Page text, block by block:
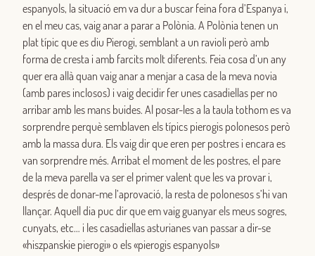
espanyols, la situació em va dur a buscar feina fora d’Espanya i,
en el meu cas, vaig anar a parar a Polònia. A Polònia tenen un
plat típic que es diu Pierogi, semblant a un ravioli però amb
forma de cresta i amb farcits molt diferents. Feia cosa d’un any
quer era allà quan vaig anar a menjar a casa de la meva novia
(amb pares inclosos) i vaig decidir fer unes casadiellas per no
arribar amb les mans buides. Al posar-les a la taula tothom es va
sorprendre perquè semblaven els típics pierogis polonesos però
amb la massa dura. Els vaig dir que eren per postres i encara es
van sorprendre més. Arribat el moment de les postres, el pare
de la meva parella va ser el primer valent que les va provar i,
després de donar-me l’aprovació, la resta de polonesos s’hi van
llançar. Aquell dia puc dir que em vaig guanyar els meus sogres,
cunyats, etc… i les casadiellas asturianes van passar a dir-se
«hiszpanskie pierogi» o els «pierogis espanyols»